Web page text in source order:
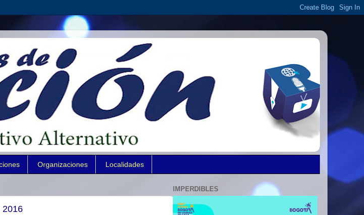
Organizaciones Localidades
2016
IMPERDIBLES